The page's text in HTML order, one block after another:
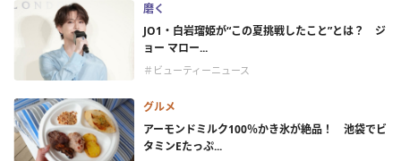
磨く
JO1・白岩瑠姫が“この夏挑戦したこと”とは？ ジ
ョー マロー...
＃ビューティーニュース
グルメ
アーモンドミルク100％かき氷が絶品！ 池袋でビ
タミンEたっぷ...